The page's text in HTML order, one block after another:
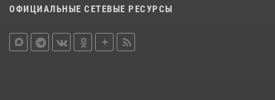
ОФИЦИАЛЬНЫЕ СЕТЕВЫЕ РЕСУРСЫ